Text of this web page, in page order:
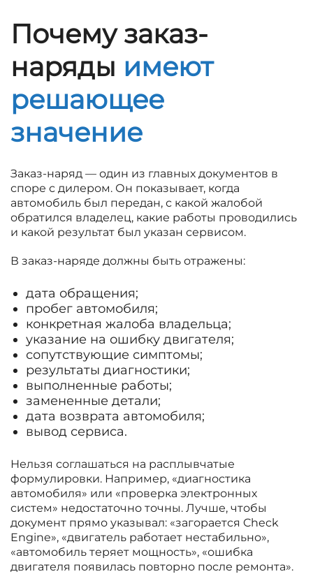
Почему заказ-
наряды имеют
решающее
значение
Заказ-наряд — один из главных документов в
споре с дилером. Он показывает, когда
автомобиль был передан, с какой жалобой
обратился владелец, какие работы проводились
и какой результат был указан сервисом.
В заказ-наряде должны быть отражены:
дата обращения;
пробег автомобиля;
конкретная жалоба владельца;
указание на ошибку двигателя;
сопутствующие симптомы;
результаты диагностики;
выполненные работы;
замененные детали;
дата возврата автомобиля;
вывод сервиса.
Нельзя соглашаться на расплывчатые
формулировки. Например, «диагностика
автомобиля» или «проверка электронных
систем» недостаточно точны. Лучше, чтобы
документ прямо указывал: «загорается Check
Engine», «двигатель работает нестабильно»,
«автомобиль теряет мощность», «ошибка
двигателя появилась повторно после ремонта».